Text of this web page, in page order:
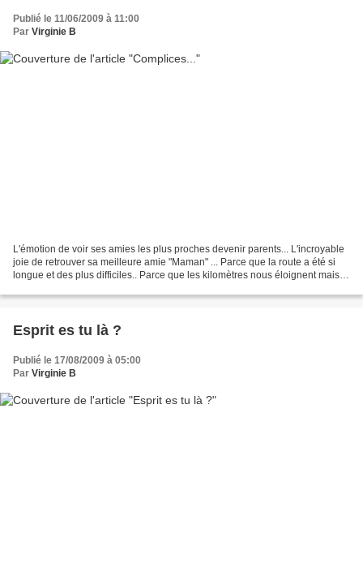
Publié le 11/06/2009 à 11:00
Par Virginie B
L'émotion de voir ses amies les plus proches devenir parents... L'incroyable
joie de retrouver sa meilleure amie "Maman" ... Parce que la route a été si
longue et des plus difficiles.. Parce que les kilomètres nous éloignent mais
Esprit es tu là ?
Publié le 17/08/2009 à 05:00
Par Virginie B